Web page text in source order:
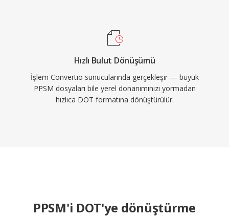
Hızlı Bulut Dönüşümü
İşlem Convertio sunucularında gerçekleşir — büyük
PPSM dosyaları bile yerel donanımınızı yormadan
hızlıca DOT formatına dönüştürülür.
PPSM'i DOT'ye dönüştürme